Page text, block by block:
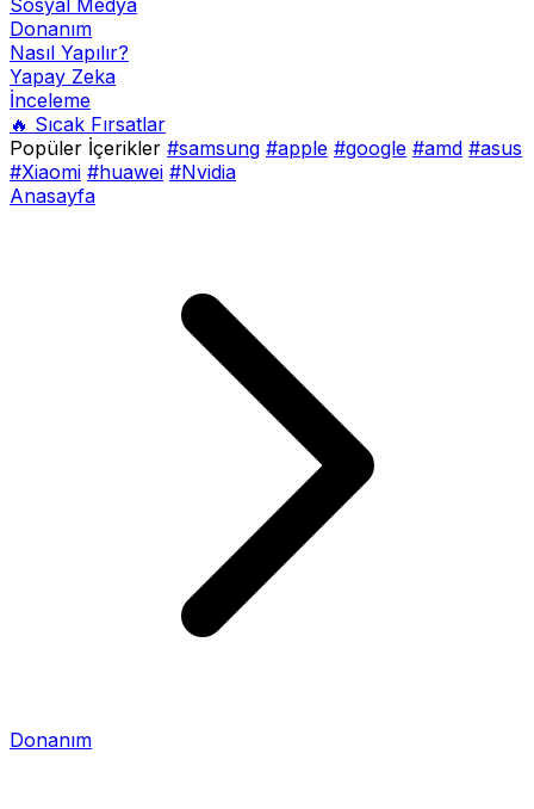
Sosyal Medya
Donanım
Nasıl Yapılır?
Yapay Zeka
İnceleme
🔥 Sıcak Fırsatlar
Popüler İçerikler #samsung #apple #google #amd #asus
#Xiaomi #huawei #Nvidia
Anasayfa
Donanım